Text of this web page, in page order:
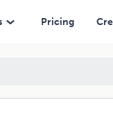
Pricing